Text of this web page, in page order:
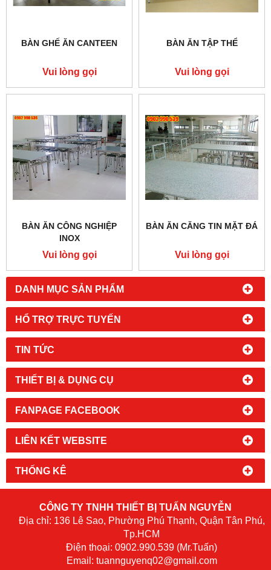
DANH MỤC SẢN PHẨM
HỔ TRỢ TRỰC TUYẾN
TIN TỨC
THIẾT BỊ & DỤNG CỤ
FANPAGE FACEBOOK
LIÊN KẾT WEBSITE
THỐNG KÊ
BÀN GHẾ ĂN CANTEEN
Vui lòng gọi
BÀN ĂN TẬP THỂ
Vui lòng gọi
BÀN ĂN CÔNG NGHIỆP
INOX
Vui lòng gọi
BÀN ĂN CĂNG TIN MẶT ĐÁ
Vui lòng gọi
CÔNG TY TNHH THIẾT BỊ TUẤN NGUYỄN
Địa chỉ: 136 Lê Sao, Phường Phú Thạnh, Quận Tân Phú,
Tp.HCM
​Điện thoại: 0902.990.539 (Mr.Tuấn)
Email: tuannguyenq02@gmail.com